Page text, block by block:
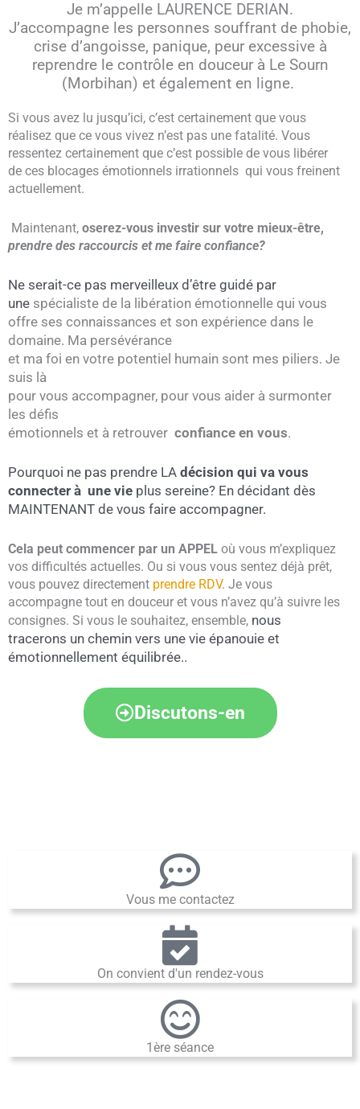
Je m’appelle LAURENCE DERIAN.
J’accompagne les personnes souffrant de phobie,
crise d’angoisse, panique, peur excessive à
reprendre le contrôle en douceur à Le Sourn
(Morbihan) et également en ligne.
Si vous avez lu jusqu’ici, c’est certainement que vous
réalisez que ce vous vivez n’est pas une fatalité. Vous
ressentez certainement que c’est possible de vous libérer
de ces blocages émotionnels irrationnels qui vous freinent
actuellement.
Maintenant, oserez-vous investir sur votre mieux-être,
prendre des raccourcis et me faire confiance?
Ne serait-ce pas merveilleux d’être guidé par
une spécialiste de la libération émotionnelle qui vous
offre ses connaissances et son expérience dans le
domaine. Ma persévérance
et ma foi en votre potentiel humain sont mes piliers. Je
suis là
pour vous accompagner, pour vous aider à surmonter
les défis
émotionnels et à retrouver confiance en vous.
Pourquoi ne pas prendre LA décision qui va vous
connecter à une vie plus sereine? En décidant dès
MAINTENANT de vous faire accompagner.
Cela peut commencer par un APPEL où vous m’expliquez
vos difficultés actuelles. Ou si vous vous sentez déjà prêt,
vous pouvez directement prendre RDV. Je vous
accompagne tout en douceur et vous n’avez qu’à suivre les
consignes. Si vous le souhaitez, ensemble, nous
tracerons un chemin vers une vie épanouie et
émotionnellement équilibrée..
Discutons-en
Vous me contactez
On convient d'un rendez-vous
1ère séance